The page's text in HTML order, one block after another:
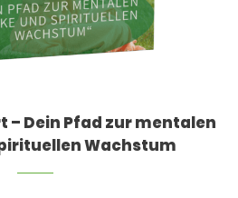
– Dein Pfad zur mentalen
Wachstum